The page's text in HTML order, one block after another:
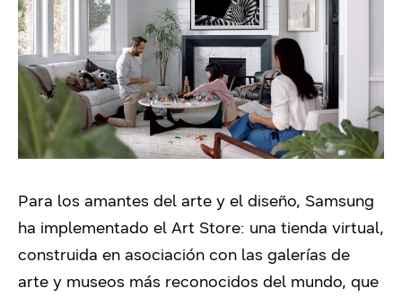
Para los amantes del arte y el diseño, Samsung
ha implementado el Art Store: una tienda virtual,
construida en asociación con las galerías de
arte y museos más reconocidos del mundo, que